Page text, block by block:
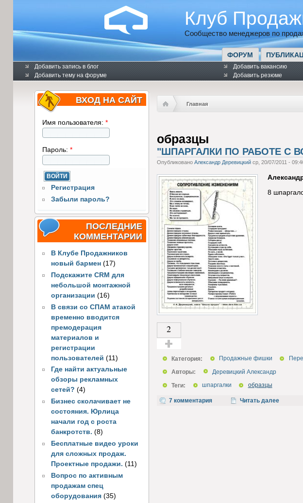
Клуб
Сообщество менеджеров по
ФОРУМ
Добавить запись в блог
Добавить тему на форуме
Добавить вакансию
Добавить резюме
ВХОД НА САЙТ
Имя пользователя: *
Пароль: *
Регистрация
Забыли пароль?
ПОСЛЕДНИЕ
КОММЕНТАРИИ
В Клубе Продажников
новый бармен (17)
Подскажите CRM для
небольшой монтажной
организации (16)
В связи со СПАМ атакой
временно вводится
премодерация
материалов и
регистрации
пользователей (11)
Где найти актуальные
обзоры рекламных
сетей? (4)
Бизнес сколачивает не
состояния. Юрлица
начали год с роста
банкротств. (8)
Бесплатные видео уроки
для сложных продаж.
Проектные продажи. (11)
Вопрос по активным
продажам спец
оборудования (35)
Главная
образцы
"ШПАРГАЛКИ ПО РАБОТЕ С
Опубликовано Александр Деревицкийср, 20/07/2011 -
8
2
Категория: Продажные фишки
Авторы:
Деревицкий Александр
Теги:
шпаргалки образцы
7 комментария Читать далее